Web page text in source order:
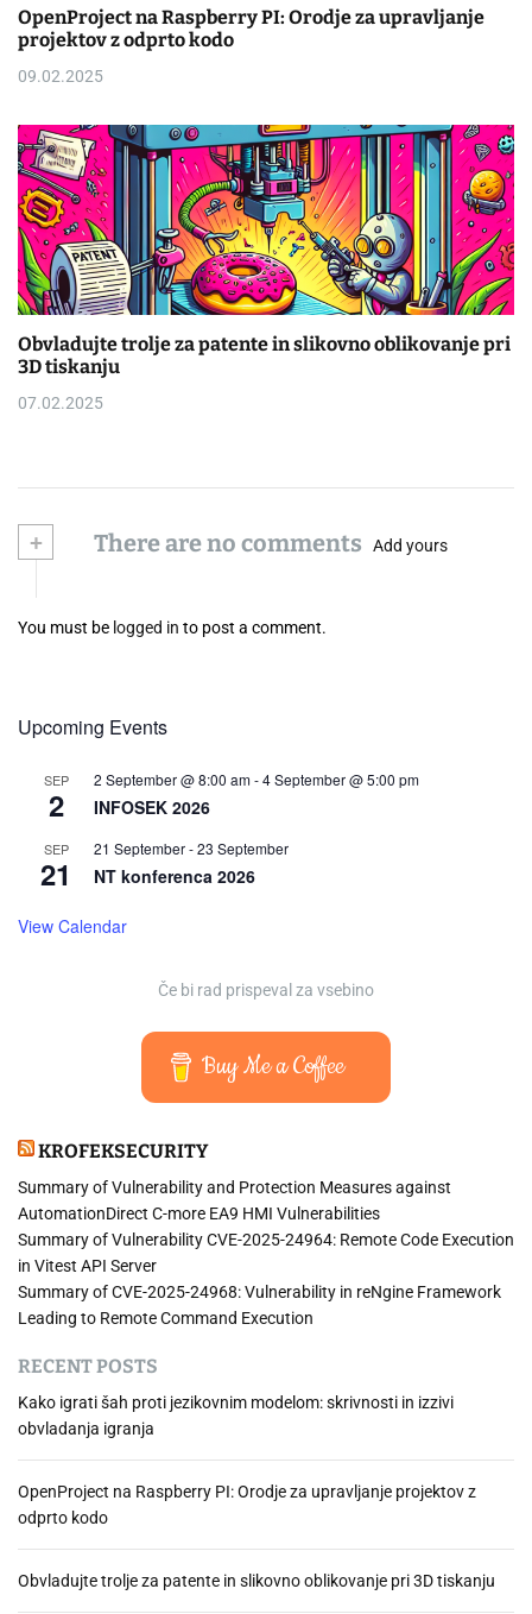
OpenProject na Raspberry PI: Orodje za upravljanje
projektov z odprto kodo
09.02.2025
Obvladujte trolje za patente in slikovno oblikovanje pri
3D tiskanju
07.02.2025
+ There are no comments Add yours
You must be logged in to post a comment.
Upcoming Events
SEP
2
2 September @ 8:00 am-4 September @ 5:00 pm
INFOSEK 2026
SEP
21
21 September-23 September
NT konferenca 2026
View Calendar
Če bi rad prispeval za vsebino
Buy Me a Coffee
KROFEKSECURITY
Summary of Vulnerability and Protection Measures against
AutomationDirect C-more EA9 HMI Vulnerabilities
Summary of Vulnerability CVE-2025-24964: Remote Code Execution
in Vitest API Server
Summary of CVE-2025-24968: Vulnerability in reNgine Framework
Leading to Remote Command Execution
RECENT POSTS
Kako igrati šah proti jezikovnim modelom: skrivnosti in izzivi
obvladanja igranja
OpenProject na Raspberry PI: Orodje za upravljanje projektov z
odprto kodo
Obvladujte trolje za patente in slikovno oblikovanje pri 3D tiskanju